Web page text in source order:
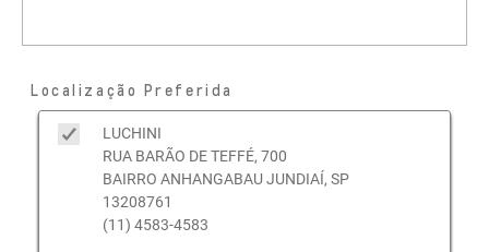
Localização Preferida
LUCHINI
RUA BARÃO DE TEFFÉ, 700
BAIRRO ANHANGABAU JUNDIAÍ, SP
13208761
(11) 4583-4583